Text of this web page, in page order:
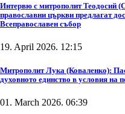
Интервю с митрополит Теодосий
православни църкви предлагат
Всеправославен събор
19. April 2026. 12:15
Митрополит Лука (Коваленко):
духовното единство в условия на
01. March 2026. 06:39